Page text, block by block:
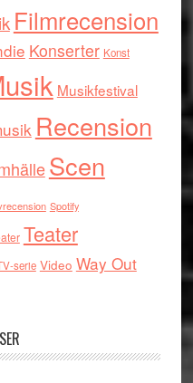
Filmrecension
Konserter Konst
Musikfestival
Recension
Scen
Spotify
Teater
serie Video Way Out